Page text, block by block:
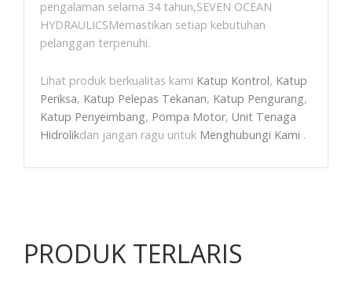
pengalaman selama 34 tahun,SEVEN OCEAN
HYDRAULICSMemastikan setiap kebutuhan
pelanggan terpenuhi.
Lihat produk berkualitas kami Katup Kontrol, Katup
Periksa, Katup Pelepas Tekanan, Katup Pengurang,
Katup Penyeimbang, Pompa Motor, Unit Tenaga
Hidrolikdan jangan ragu untuk Menghubungi Kami .
PRODUK TERLARIS